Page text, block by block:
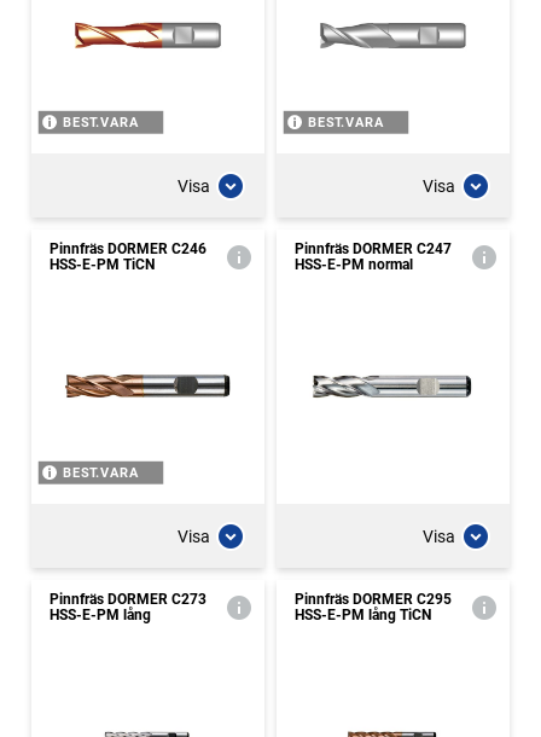
BEST.VARA
Visa
BEST.VARA
Visa
Pinnfräs DORMER C246
HSS-E-PM TiCN
BEST.VARA
Visa
Pinnfräs DORMER C247
HSS-E-PM normal
Visa
Pinnfräs DORMER C273
HSS-E-PM lång
Pinnfräs DORMER C295
HSS-E-PM lång TiCN